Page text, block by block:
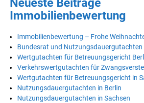
Neueste Beiträge
Immobilienbewertung
Immobilienbewertung – Frohe
Bundesrat und Nutzungsdauergutachten
Wertgutachten für Betreuungsgericht
Verkehrswertgutachten für
Wertgutachten für Betreuungsgericht in
Nutzungsdauergutachten in Berlin
Nutzungsdauergutachten in Sachsen